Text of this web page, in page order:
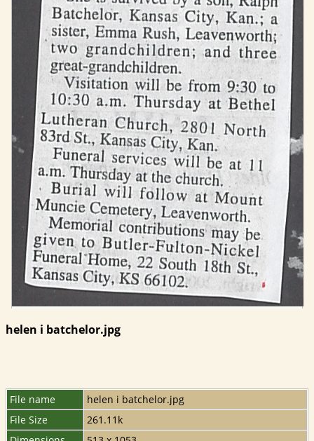
helen i batchelor.jpg
File name
helen i batchelor.jpg
File Size
261.11k